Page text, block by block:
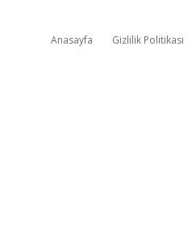
Anasayfa Gizlilik Politikası